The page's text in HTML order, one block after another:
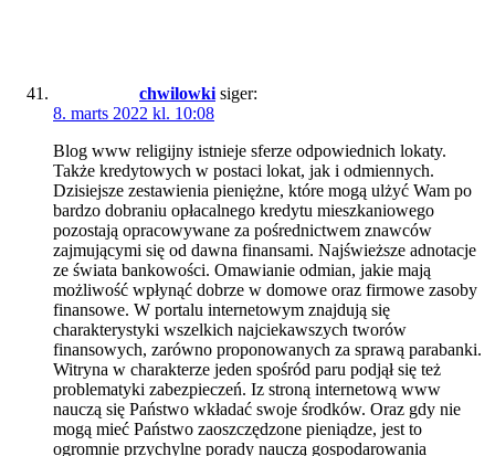
chwilowki siger:
8. marts 2022 kl. 10:08
Blog www religijny istnieje sferze odpowiednich lokaty.
Także kredytowych w postaci lokat, jak i odmiennych.
Dzisiejsze zestawienia pieniężne, które mogą ulżyć Wam po
bardzo dobraniu opłacalnego kredytu mieszkaniowego
pozostają opracowywane za pośrednictwem znawców
zajmującymi się od dawna finansami. Najświeższe adnotacje
ze świata bankowości. Omawianie odmian, jakie mają
możliwość wpłynąć dobrze w domowe oraz firmowe zasoby
finansowe. W portalu internetowym znajdują się
charakterystyki wszelkich najciekawszych tworów
finansowych, zarówno proponowanych za sprawą parabanki.
Witryna w charakterze jeden spośród paru podjął się też
problematyki zabezpieczeń. Iz stroną internetową www
nauczą się Państwo wkładać swoje środków. Oraz gdy nie
mogą mieć Państwo zaoszczędzone pieniądze, jest to
ogromnie przychylne porady nauczą gospodarowania